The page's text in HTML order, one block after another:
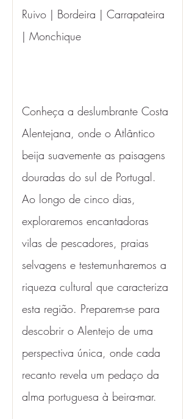
Ruivo | Bordeira | Carrapateira
| Monchique
Conheça a deslumbrante Costa
Alentejana, onde o Atlântico
beija suavemente as paisagens
douradas do sul de Portugal.
Ao longo de cinco dias,
exploraremos encantadoras
vilas de pescadores, praias
selvagens e testemunharemos a
riqueza cultural que caracteriza
esta região. Preparem-se para
descobrir o Alentejo de uma
perspectiva única, onde cada
recanto revela um pedaço da
alma portuguesa à beira-mar.